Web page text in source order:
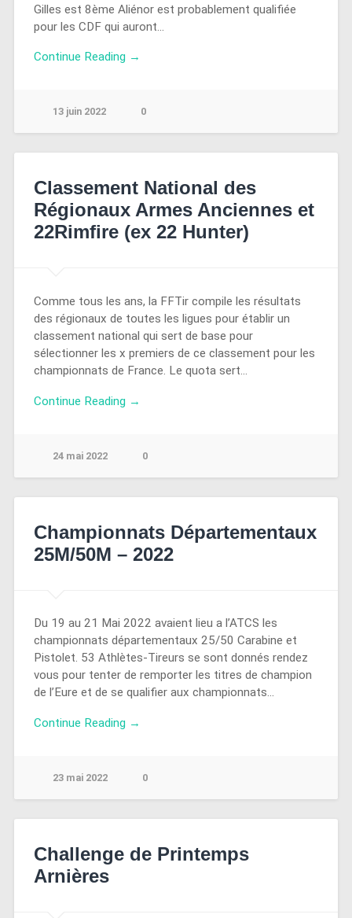
Gilles est 8ème Aliénor est probablement qualifiée
pour les CDF qui auront…
Continue Reading →
13 juin 2022 0
Classement National des
Régionaux Armes Anciennes et
22Rimfire (ex 22 Hunter)
Comme tous les ans, la FFTir compile les résultats
des régionaux de toutes les ligues pour établir un
classement national qui sert de base pour
sélectionner les x premiers de ce classement pour les
championnats de France. Le quota sert…
Continue Reading →
24 mai 2022 0
Championnats Départementaux
25M/50M – 2022
Du 19 au 21 Mai 2022 avaient lieu a l’ATCS les
championnats départementaux 25/50 Carabine et
Pistolet. 53 Athlètes-Tireurs se sont donnés rendez
vous pour tenter de remporter les titres de champion
de l’Eure et de se qualifier aux championnats…
Continue Reading →
23 mai 2022 0
Challenge de Printemps
Arnières